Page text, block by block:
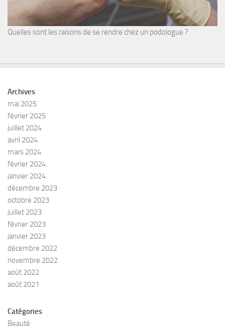
Quelles sont les raisons de se rendre chez un podologue ?
Archives
mai 2025
février 2025
juillet 2024
avril 2024
mars 2024
février 2024
janvier 2024
décembre 2023
octobre 2023
juillet 2023
février 2023
janvier 2023
décembre 2022
novembre 2022
août 2022
août 2021
Catégories
Beauté